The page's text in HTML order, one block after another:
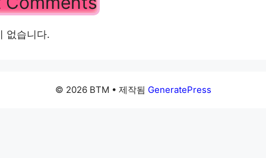
없습니다.
© 2026 BTM • 제작됨 GeneratePress